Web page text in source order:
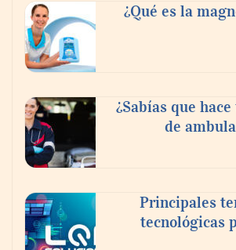
buscan proyectar talento
fortalecer el turismo médico
¿Qué es la
¿Sabías que
de
Principales
tecnológicas